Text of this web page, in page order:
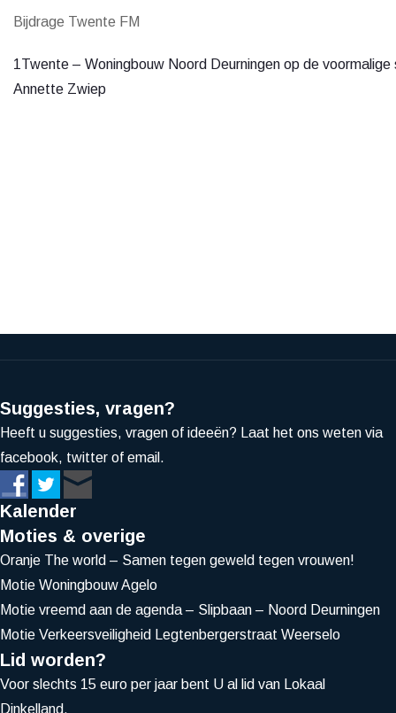
Bijdrage Twente FM
1Twente – Woningbouw Noord Deurningen op de voormalige
Annette Zwiep
Suggesties, vragen?
Heeft u suggesties, vragen of ideeën? Laat het ons weten via
facebook, twitter of email.
Kalender
Moties & overige
Oranje The world – Samen tegen geweld tegen vrouwen!
Motie Woningbouw Agelo
Motie vreemd aan de agenda – Slipbaan – Noord Deurningen
Motie Verkeersveiligheid Legtenbergerstraat Weerselo
Lid worden?
Voor slechts 15 euro per jaar bent U al lid van Lokaal
Dinkelland.